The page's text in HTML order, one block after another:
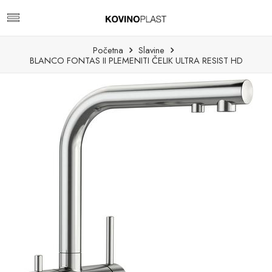
Početna
Slavine
BLANCO FONTAS II PLEMENITI ČELIK ULTRA RESIST HD